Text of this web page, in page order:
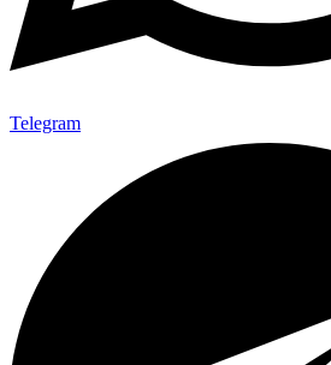
Telegram